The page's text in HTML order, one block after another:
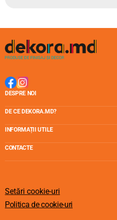
DESPRE NOI
DE CE DEKORA.MD?
INFORMAȚII UTILE
CONTACTE
Setări cookie-uri
Politica de cookie-uri